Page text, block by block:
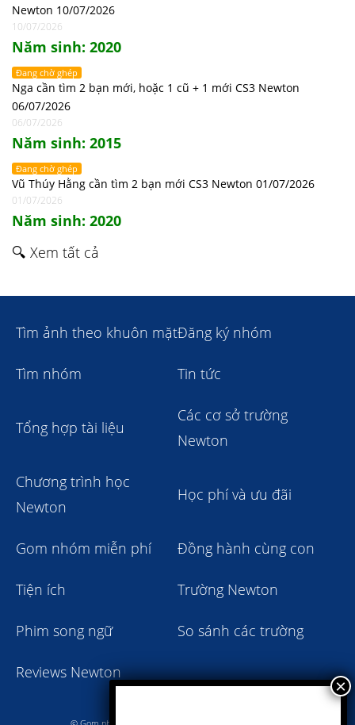
Newton 10/07/2026
10/07/2026
Năm sinh: 2020
Đang chờ ghép
Nga cần tìm 2 bạn mới, hoặc 1 cũ + 1 mới CS3 Newton
06/07/2026
06/07/2026
Năm sinh: 2015
Đang chờ ghép
Vũ Thúy Hằng cần tìm 2 bạn mới CS3 Newton 01/07/2026
01/07/2026
Năm sinh: 2020
🔍 Xem tất cả
Tìm ảnh theo khuôn mặtĐăng ký nhóm
Tìm nhóm Tin tức
Tổng hợp tài liệu
Các cơ sở trường
Newton
Chương trình học
Newton
Học phí và ưu đãi
Gom nhóm miễn phí Đồng hành cùng con
Tiện ích Trường Newton
Phim song ngữ So sánh các trường
Reviews Newton